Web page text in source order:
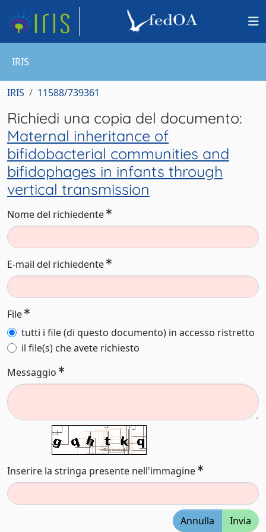
IRIS
IRIS 11588/739361
Richiedi una copia del documento:
Maternal inheritance of
bifidobacterial communities and
bifidophages in infants through
vertical transmission
Nome del richiedente
E-mail del richiedente
File
tutti i file (di questo documento) in accesso ristretto
il file(s) che avete richiesto
Messaggio
Inserire la stringa presente nell'immagine
Annulla Invia